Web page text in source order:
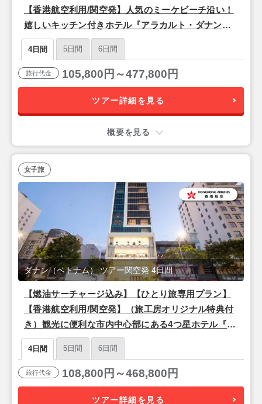
【香港航空利用/関空発】人気のミーケビーチ沿い！
嬉しいキッチン付きホテル『アラカルト・ダナンビ
ーチ』滞在 ダナン2泊4日
4日間 5日間 6日間
旅行代金 105,800円～477,800円
ツアー詳細を見る
概要を見る
【燃油サーチャージ込み】【ひとり旅専用プラン】
【香港航空利用/関空発】（旅工房オリジナル特典付
き）観光に便利な市内中心部にある4つ星ホテル『ダ
ナンラクステリーホテル』滞在 ダナン2泊4日
ダナン（ベトナム） ツアー関空発 4日間
女子旅
4日間 5日間 6日間
旅行代金 108,800円～468,800円
ツアー詳細を見る